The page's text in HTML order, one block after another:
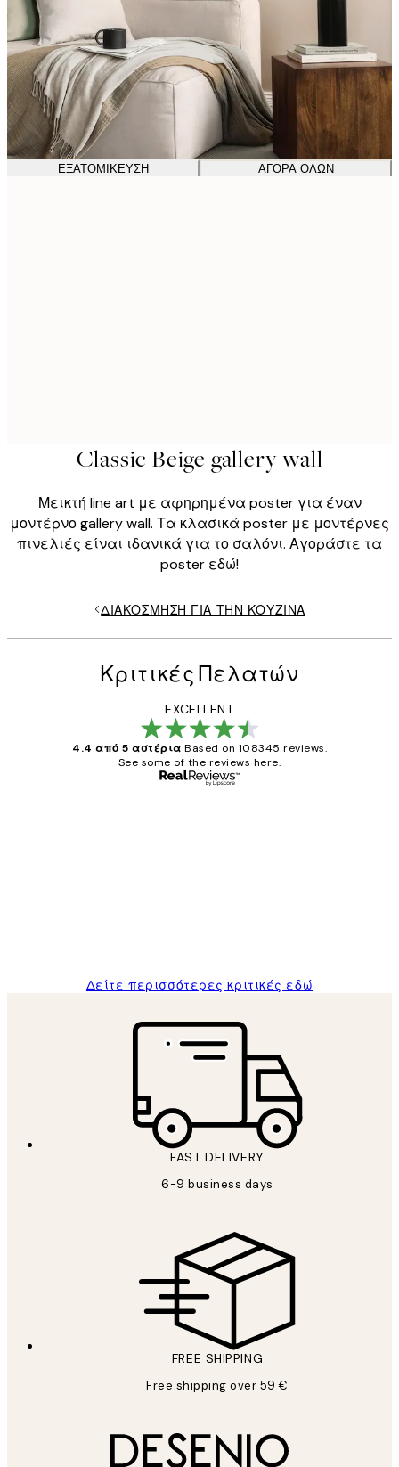
ΕΞΑΤΟΜΊΚΕΥΣΗ ΑΓΟΡΆ ΌΛΩΝ
Classic Beige gallery wall
Μεικτή line art με αφηρημένα poster για έναν
μοντέρνο gallery wall. Τα κλασικά poster με μοντέρνες
πινελιές είναι ιδανικά για το σαλόνι. Αγοράστε τα
poster εδώ!
ΔΙΑΚΌΣΜΗΣΗ ΓΙΑ ΤΗΝ ΚΟΥΖΊΝΑ
Κριτικές Πελατών
EXCELLENT
4.4 από 5 αστέρια Based on 108345 reviews.
See some of the reviews here.
Δείτε περισσότερες κριτικές εδώ
FAST DELIVERY
6-9 business days
FREE SHIPPING
Free shipping over 59 €